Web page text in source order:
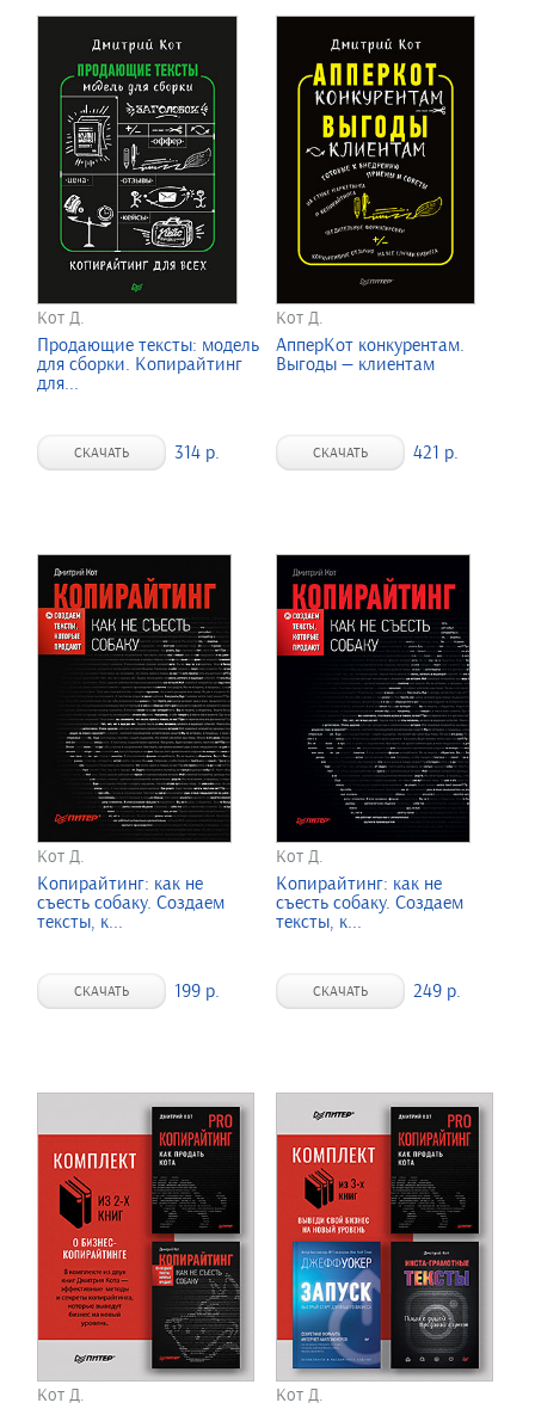
Кот Д.
Продающие тексты: модель
для сборки. Копирайтинг
для...
СКАЧАТЬ 314 р.
Кот Д.
АпперКот конкурентам.
Выгоды — клиентам
СКАЧАТЬ 421 р.
Кот Д.
Копирайтинг: как не
съесть собаку. Создаем
тексты, к...
СКАЧАТЬ 199 р.
Кот Д.
Копирайтинг: как не
съесть собаку. Создаем
тексты, к...
СКАЧАТЬ 249 р.
Кот Д. Кот Д.